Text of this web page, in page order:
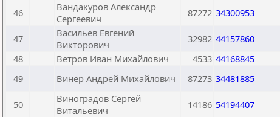
46
Вандакуров Александр
Сергеевич
87272 34300953
47
Васильев Евгений
Викторович
32982 44157860
48
Ветров Иван Михайлович 4533 44168845
49
Винер Андрей Михайлович 87273 34481885
50
Виноградов Сергей
Витальевич
14186 54194407